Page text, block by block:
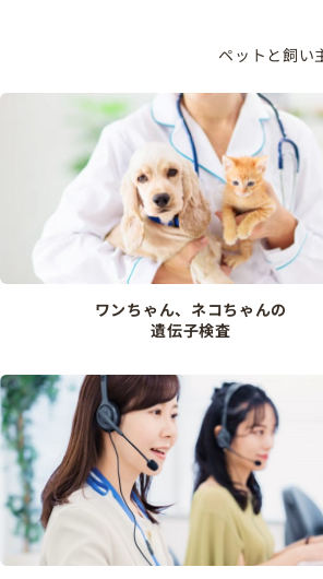
ペットと飼い
ワンちゃん、ネコちゃんの
遺伝子検査